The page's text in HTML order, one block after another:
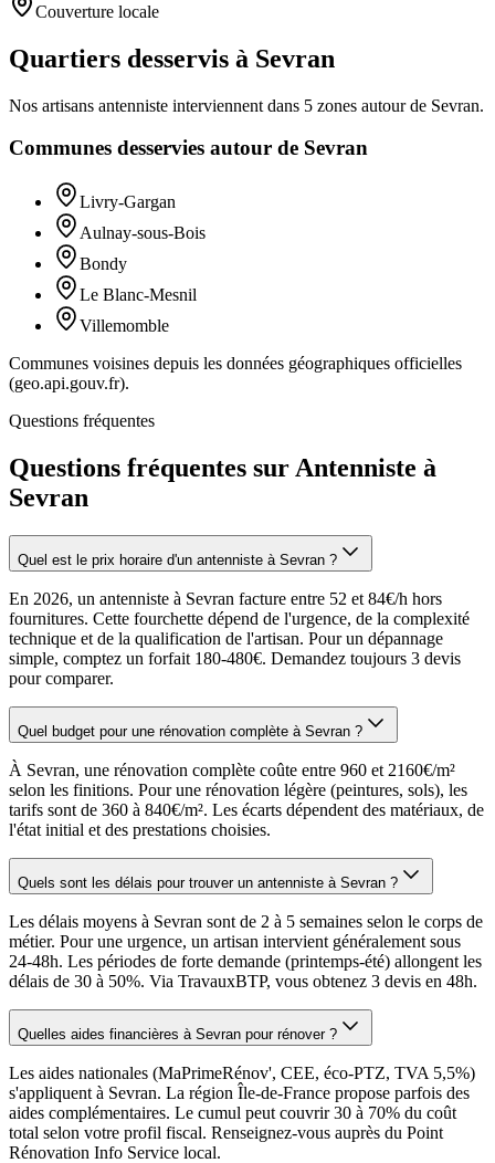
Couverture locale
Quartiers desservis à Sevran
Nos artisans antenniste interviennent dans 5 zones autour de Sevran.
Communes desservies autour de Sevran
Livry-Gargan
Aulnay-sous-Bois
Bondy
Le Blanc-Mesnil
Villemomble
Communes voisines depuis les données géographiques officielles
(geo.api.gouv.fr).
Questions fréquentes
Questions fréquentes sur Antenniste à
Sevran
Quel est le prix horaire d'un antenniste à Sevran ?
En 2026, un antenniste à Sevran facture entre 52 et 84€/h hors
fournitures. Cette fourchette dépend de l'urgence, de la complexité
technique et de la qualification de l'artisan. Pour un dépannage
simple, comptez un forfait 180-480€. Demandez toujours 3 devis
pour comparer.
Quel budget pour une rénovation complète à Sevran ?
À Sevran, une rénovation complète coûte entre 960 et 2160€/m²
selon les finitions. Pour une rénovation légère (peintures, sols), les
tarifs sont de 360 à 840€/m². Les écarts dépendent des matériaux, de
l'état initial et des prestations choisies.
Quels sont les délais pour trouver un antenniste à Sevran ?
Les délais moyens à Sevran sont de 2 à 5 semaines selon le corps de
métier. Pour une urgence, un artisan intervient généralement sous
24-48h. Les périodes de forte demande (printemps-été) allongent les
délais de 30 à 50%. Via TravauxBTP, vous obtenez 3 devis en 48h.
Quelles aides financières à Sevran pour rénover ?
Les aides nationales (MaPrimeRénov', CEE, éco-PTZ, TVA 5,5%)
s'appliquent à Sevran. La région Île-de-France propose parfois des
aides complémentaires. Le cumul peut couvrir 30 à 70% du coût
total selon votre profil fiscal. Renseignez-vous auprès du Point
Rénovation Info Service local.